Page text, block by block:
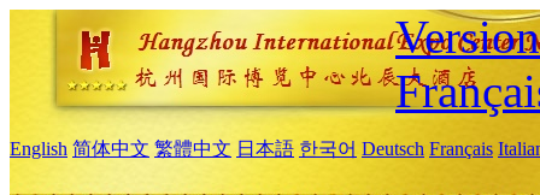
English 简体中文 繁體中文 日本語 한국어 Deutsch Français